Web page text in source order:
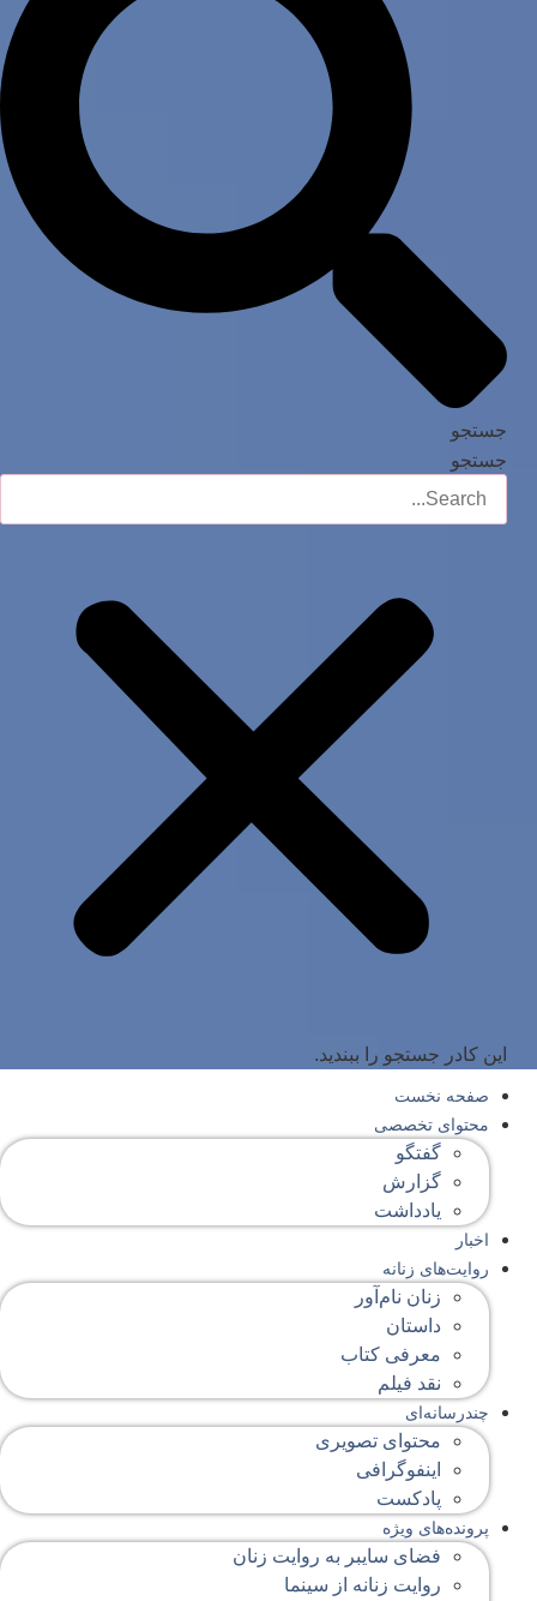
جستجو
جستجو
این کادر جستجو را ببندید.
صفحه‌ نخست
محتوای‌ تخصصی
گفتگو
گزارش
یادداشت
اخبار
روایت‌های زنانه
زنان نام‌آور
داستان
معرفی کتاب
نقد فیلم
چندرسانه‌ای
محتوای تصویری
اینفوگرافی
پادکست
پرونده‌های ویژه
فضای سایبر به روایت زنان
روایت زنانه از سینما